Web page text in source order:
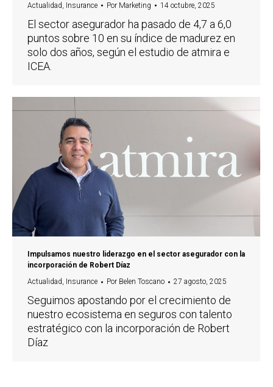
Actualidad, Insurance Por Marketing 14 octubre, 2025
El sector asegurador ha pasado de 4,7 a 6,0
puntos sobre 10 en su índice de madurez en
solo dos años, según el estudio de atmira e
ICEA.
Impulsamos nuestro liderazgo en el sector asegurador con la
incorporación de Robert Díaz
Actualidad, Insurance Por Belen Toscano 27 agosto, 2025
Seguimos apostando por el crecimiento de
nuestro ecosistema en seguros con talento
estratégico con la incorporación de Robert
Díaz